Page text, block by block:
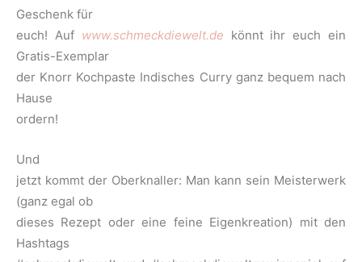
Geschenk für
euch! Auf www.schmeckdiewelt.de könnt ihr euch ein
Gratis-Exemplar
der Knorr Kochpaste Indisches Curry ganz bequem nach
Hause
ordern!
Und
jetzt kommt der Oberknaller: Man kann sein Meisterwerk
(ganz egal ob
dieses Rezept oder eine feine Eigenkreation) mit den
Hashtags